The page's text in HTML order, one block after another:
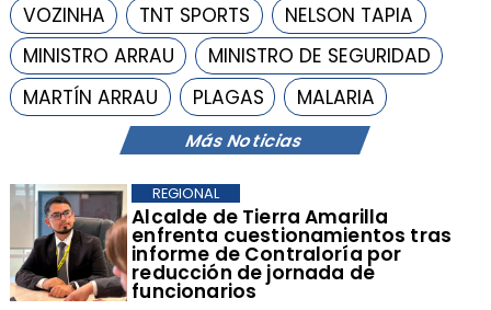
Más Noticias
​Alcalde de Tierra Amarilla
enfrenta cuestionamientos tras
informe de Contraloría por
reducción de jornada de
funcionarios
REGIONAL
VOZINHA
TNT SPORTS
NELSON TAPIA
MINISTRO ARRAU
MINISTRO DE SEGURIDAD
MARTÍN ARRAU
PLAGAS MALARIA